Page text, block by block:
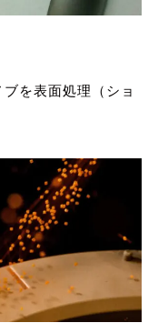
を表面処理（ショ